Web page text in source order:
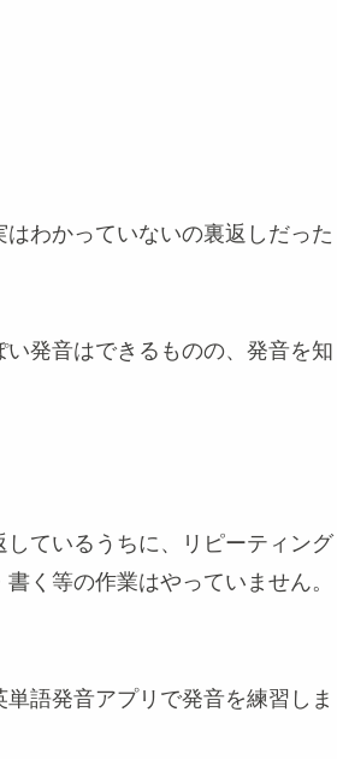
わかっていないの裏返しだった
発音はできるものの、発音を知
ているうちに、リピーティング
く等の作業はやっていません。
語発音アプリで発音を練習しま